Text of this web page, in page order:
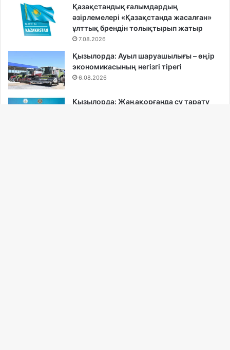
Қазақстандық ғалымдардың
әзірлемелері «Қазақстанда жасалған»
ұлттық брендін толықтырып жатыр
7.08.2026
Қызылорда: Ауыл шаруашылығы – өңір
экономикасының негізгі тірегі
6.08.2026
Қызылорда: Жаңақорғанда су тарату